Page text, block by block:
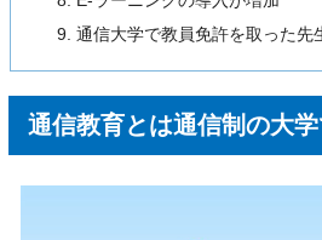
通信大学で教員免許を取った先
通信教育とは通信制の大